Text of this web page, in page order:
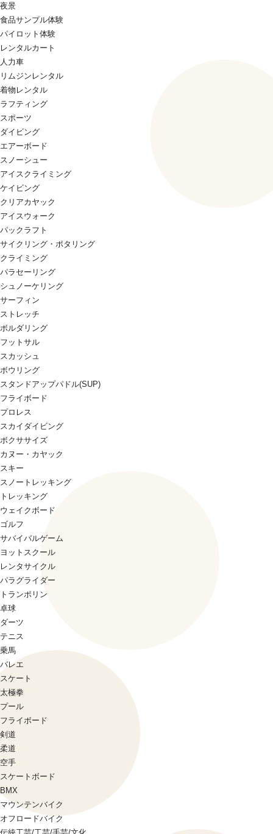
夜景
食品サンプル体験
パイロット体験
レンタルカート
人力車
リムジンレンタル
着物レンタル
ラフティング
スポーツ
ダイビング
エアーボード
スノーシュー
アイスクライミング
ケイビング
クリアカヤック
アイスウォーク
パックラフト
サイクリング・ポタリング
クライミング
パラセーリング
シュノーケリング
サーフィン
ストレッチ
ボルダリング
フットサル
スカッシュ
ボウリング
スタンドアップパドル(SUP)
フライボード
プロレス
スカイダイビング
ボクササイズ
カヌー・カヤック
スキー
スノートレッキング
トレッキング
ウェイクボード
ゴルフ
サバイバルゲーム
ヨットスクール
レンタサイクル
パラグライダー
トランポリン
卓球
ダーツ
テニス
乗馬
バレエ
スケート
太極拳
プール
フライボード
剣道
柔道
空手
スケートボード
BMX
マウンテンバイク
オフロードバイク